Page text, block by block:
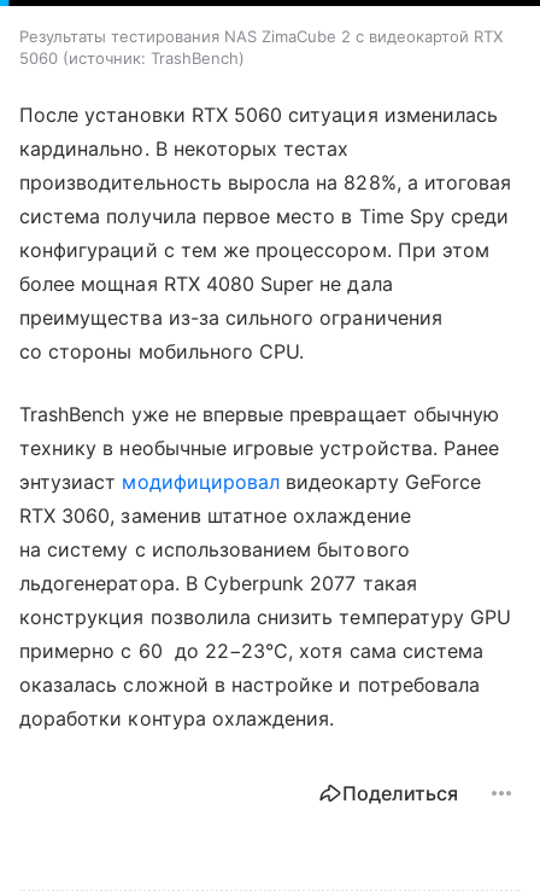
Результаты тестирования NAS ZimaCube 2 с видеокартой RTX
5060
источник: TrashBench
После установки RTX 5060 ситуация изменилась
кардинально. В некоторых тестах
производительность выросла на 828%, а итоговая
система получила первое место в Time Spy среди
конфигураций с тем же процессором. При этом
более мощная RTX 4080 Super не дала
преимущества из-за сильного ограничения
со стороны мобильного CPU.
TrashBench уже не впервые превращает обычную
технику в необычные игровые устройства. Ранее
энтузиаст модифицировал видеокарту GeForce
RTX 3060, заменив штатное охлаждение
на систему с использованием бытового
льдогенератора. В Cyberpunk 2077 такая
конструкция позволила снизить температуру GPU
примерно с 60 до 22−23°C, хотя сама система
оказалась сложной в настройке и потребовала
доработки контура охлаждения.
Поделиться